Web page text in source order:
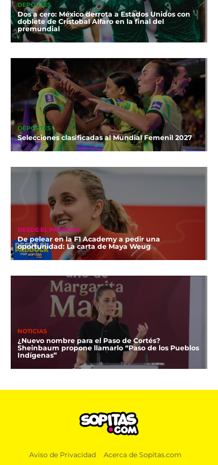
DEPORTES
Dos a cero: México derrota a Estados Unidos con
doblete de Cristobal Alfaro en la final del
premundial
DEPORTES
Selecciones clasificadas al Mundial Femenil 2027
DESDE EL PADDOCK
De pelear en la F1 Academy a pedir una
oportunidad: La carta de Maya Weug
NOTICIAS
¿Nuevo nombre para el Paso de Cortés?
Sheinbaum propone llamarlo “Paso de los Pueblos
Indígenas”
¿Hasta en el INE? Territorium Life también tiene
Aviso de Privacidad Acerca de Sopitas.com